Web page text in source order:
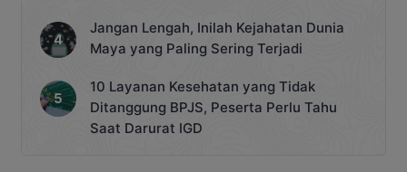
Jangan Lengah, Inilah Kejahatan Dunia
Maya yang Paling Sering Terjadi
10 Layanan Kesehatan yang Tidak
Ditanggung BPJS, Peserta Perlu Tahu
Saat Darurat IGD